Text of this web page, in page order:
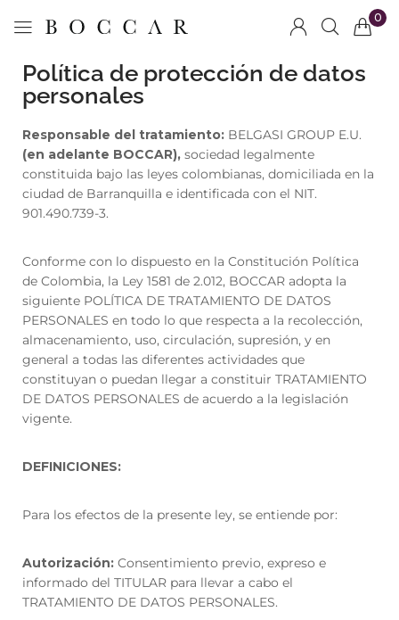
0
Política de protección de datos
personales
Responsable del tratamiento: BELGASI GROUP E.U.
(en adelante BOCCAR), sociedad legalmente
constituida bajo las leyes colombianas, domiciliada en la
ciudad de Barranquilla e identificada con el NIT.
901.490.739-3.
Conforme con lo dispuesto en la Constitución Política
de Colombia, la Ley 1581 de 2.012, BOCCAR adopta la
siguiente POLÍTICA DE TRATAMIENTO DE DATOS
PERSONALES en todo lo que respecta a la recolección,
almacenamiento, uso, circulación, supresión, y en
general a todas las diferentes actividades que
constituyan o puedan llegar a constituir TRATAMIENTO
DE DATOS PERSONALES de acuerdo a la legislación
vigente.
DEFINICIONES:
Para los efectos de la presente ley, se entiende por:
Autorización: Consentimiento previo, expreso e
informado del TITULAR para llevar a cabo el
TRATAMIENTO DE DATOS PERSONALES.